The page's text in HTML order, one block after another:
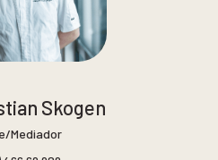
Skogen
Mediador